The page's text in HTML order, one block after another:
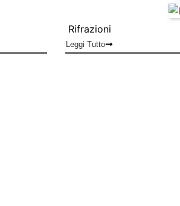
Rifrazioni
Leggi Tutto